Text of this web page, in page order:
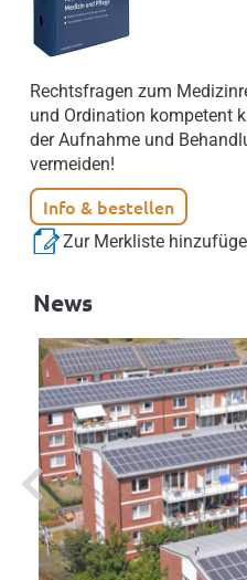
Rechtsfragen zum
und Ordination kompetent
der Aufnahme und
vermeiden!
Info & bestellen
Zur Merkliste
News
Previous